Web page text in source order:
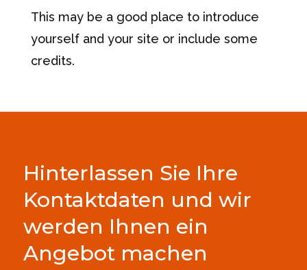
This may be a good place to introduce
yourself and your site or include some
credits.
Hinterlassen Sie Ihre
Kontaktdaten und wir
werden Ihnen ein
Angebot machen